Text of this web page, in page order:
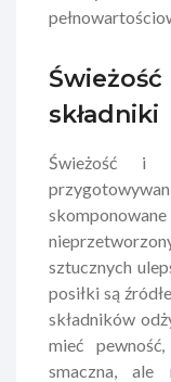
składniki
Świeżość i
sztucznych
posiłki są
składników
mieć
smaczna, ale